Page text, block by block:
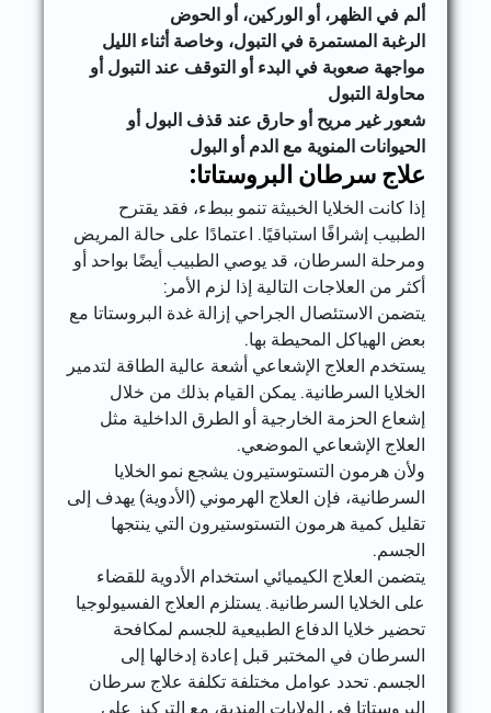
ألم في الظهر، أو الوركين، أو الحوض
الرغبة المستمرة في التبول، وخاصة أثناء الليل
مواجهة صعوبة في البدء أو التوقف عند التبول أو
محاولة التبول
شعور غير مريح أو حارق عند قذف البول أو
الحيوانات المنوية مع الدم أو البول
علاج سرطان البروستاتا:
إذا كانت الخلايا الخبيثة تنمو ببطء، فقد يقترح
الطبيب إشرافًا استباقيًا. اعتمادًا على حالة المريض
ومرحلة السرطان، قد يوصي الطبيب أيضًا بواحد أو
أكثر من العلاجات التالية إذا لزم الأمر:
يتضمن الاستئصال الجراحي إزالة غدة البروستاتا مع
بعض الهياكل المحيطة بها.
يستخدم العلاج الإشعاعي أشعة عالية الطاقة لتدمير
الخلايا السرطانية. يمكن القيام بذلك من خلال
إشعاع الحزمة الخارجية أو الطرق الداخلية مثل
العلاج الإشعاعي الموضعي.
ولأن هرمون التستوستيرون يشجع نمو الخلايا
السرطانية، فإن العلاج الهرموني (الأدوية) يهدف إلى
تقليل كمية هرمون التستوستيرون التي ينتجها
الجسم.
يتضمن العلاج الكيميائي استخدام الأدوية للقضاء
على الخلايا السرطانية. يستلزم العلاج الفسيولوجيا
تحضير خلايا الدفاع الطبيعية للجسم لمكافحة
السرطان في المختبر قبل إعادة إدخالها إلى
الجسم. تحدد عوامل مختلفة تكلفة علاج سرطان
البروستاتا في الولايات الهندية، مع التركيز على